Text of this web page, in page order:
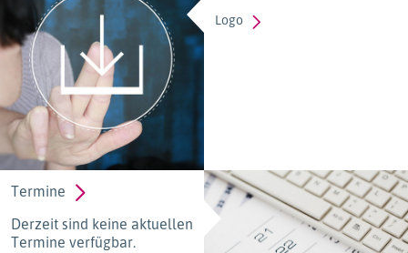
Logo
Termine
Derzeit sind keine aktuellen
Termine verfügbar.